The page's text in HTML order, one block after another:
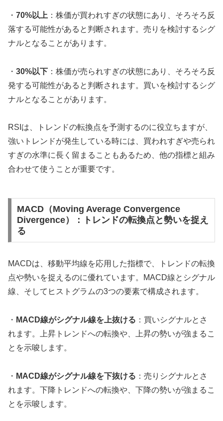
・ 70%以上 ：株価が買われすぎの状態にあり、そろそろ反
落する可能性があると判断されます。売りを検討するシグ
ナルとなることがあります。
・ 30%以下 ：株価が売られすぎの状態にあり、そろそろ反
発する可能性があると判断されます。買いを検討するシグ
ナルとなることがあります。
RSIは、トレンドの転換点を予測するのに役立ちますが、
強いトレンドが発生している時には、買われすぎや売られ
すぎの水準に長く留まることもあるため、他の指標と組み
合わせて使うことが重要です。
MACD（Moving Average Convergence
Divergence）：トレンドの転換点と勢いを捉え
る
MACDは、移動平均線を応用した指標で、トレンドの転換
点や勢いを捉えるのに優れています。MACD線とシグナル
線、そしてヒストグラムの3つの要素で構成されます。
・ MACD線がシグナル線を上抜ける ：買いシグナルとさ
れます。上昇トレンドへの転換や、上昇の勢いが強まるこ
とを示唆します。
・ MACD線がシグナル線を下抜ける ：売りシグナルとさ
れます。下降トレンドへの転換や、下降の勢いが強まるこ
とを示唆します。